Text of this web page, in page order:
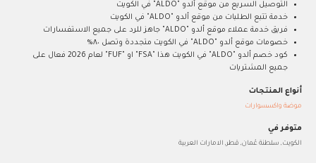
التوصيل السريع من موقع ألدو "ALDO" في الكويت
خدمة تتبع الطلبات من موقع ألدو "ALDO" في الكويت
فريق خدمة عملاء موقع ألدو "ALDO" جاهز للرد على جميع الاستفسارات
خصومات موقع ألدو "ALDO" في الكويت متجددة وتصل ٨٠%
كود خصم ألدو "ALDO" في الكويت هذا "FSA" او "FUF" لعام 2026 فعال على
جميع المشتريات
أنواع المنتجات
موضة واكسسوارات
متوفر في
الكويت, سلطنة عُمان, قطر, الامارات العربية